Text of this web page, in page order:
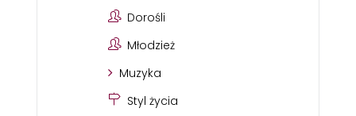
Dorośli
Młodzież
Muzyka
Styl życia